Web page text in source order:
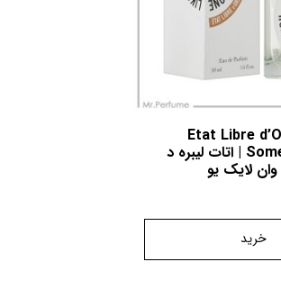
Etat Libre
Someone Like You | اتات لیبره د
وان لایک یو
خرید